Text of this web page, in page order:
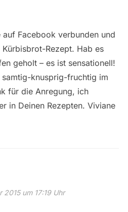
Facebook verbunden und
Rezept. Hab es
geholt – es ist sensationell!
samtig-knusprig-fruchtig im
für die Anregung, ich
in Deinen Rezepten. Viviane
2015 um 17:19 Uhr